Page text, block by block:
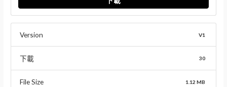
Version V1
下載 30
File Size 1.12 MB